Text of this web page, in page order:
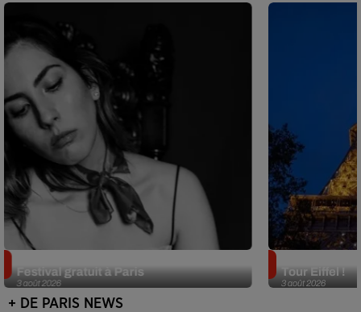
3 août 2026
Festival gratuit à Paris
3 août 2026
Tour Eiffel !
+ DE PARIS NEWS